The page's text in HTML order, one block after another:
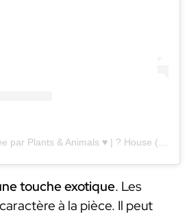
touche exotique. Les
à la pièce. Il peut